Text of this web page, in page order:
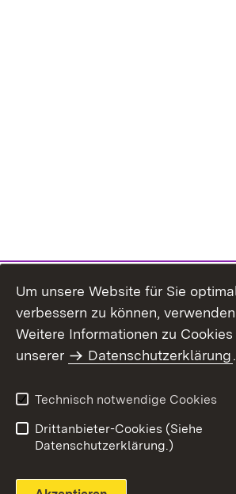
Themenübersicht
Um unsere Website für Sie
verbessern zu können,
Weitere Informationen zu
unserer
Datenschutzerklärung.
Technisch notwendige Cookies
Drittanbieter-Cookies (Siehe
Datenschutzerklärung.)